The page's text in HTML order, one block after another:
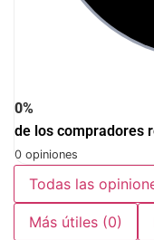
0%
de los compradores
0 opiniones
Todas las
Más útiles (0)